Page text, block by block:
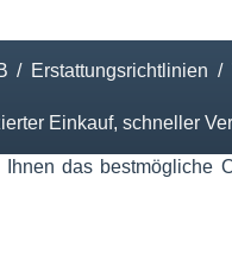
/ Erstattungsrichtlinien /
Einkauf, schneller
das